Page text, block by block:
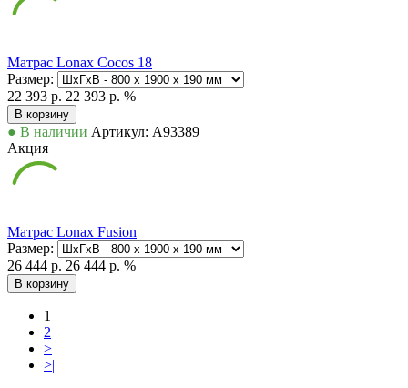
Матрас Lonax Cocos 18
Размер:
22 393 р. 22 393 р. %
В корзину
● В наличии Артикул: А93389
Акция
Матрас Lonax Fusion
Размер:
26 444 р. 26 444 р. %
В корзину
1
2
>
>|